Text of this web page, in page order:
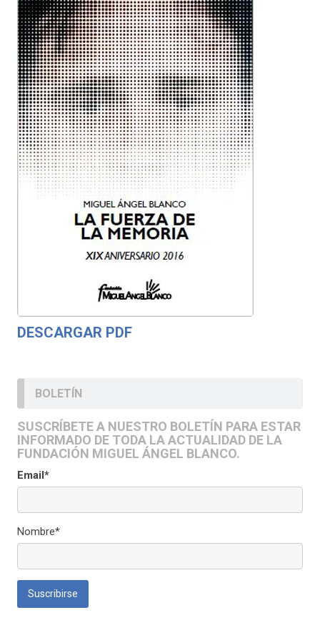
DESCARGAR PDF
BOLETÍN
SUSCRÍBETE A NUESTRO BOLETÍN PARA ESTAR
INFORMADO DE TODA LA ACTUALIDAD DE LA
FUNDACIÓN MIGUEL ÁNGEL BLANCO.
Email*
Nombre*